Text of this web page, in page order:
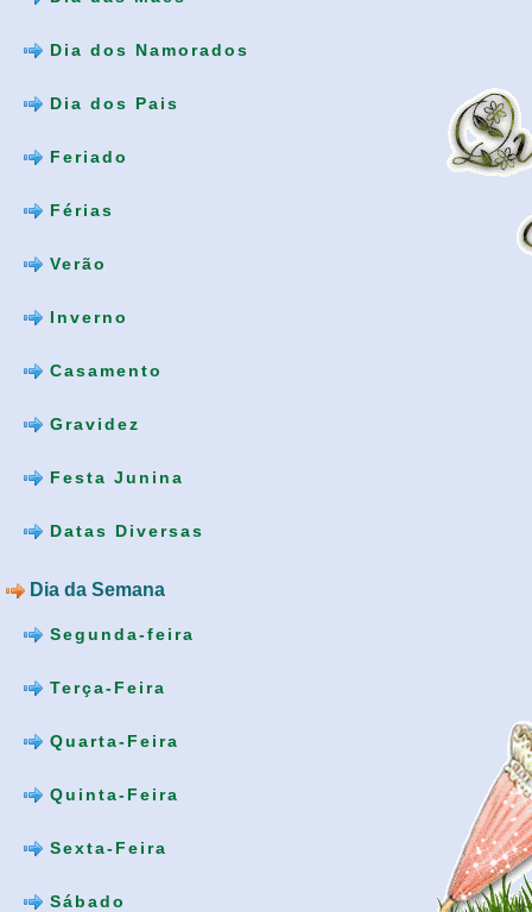
Dia dos Namorados
Dia dos Pais
Feriado
Férias
Verão
Inverno
Casamento
Gravidez
Festa Junina
Datas Diversas
Dia da Semana
Segunda-feira
Terça-Feira
Quarta-Feira
Quinta-Feira
Sexta-Feira
Sábado